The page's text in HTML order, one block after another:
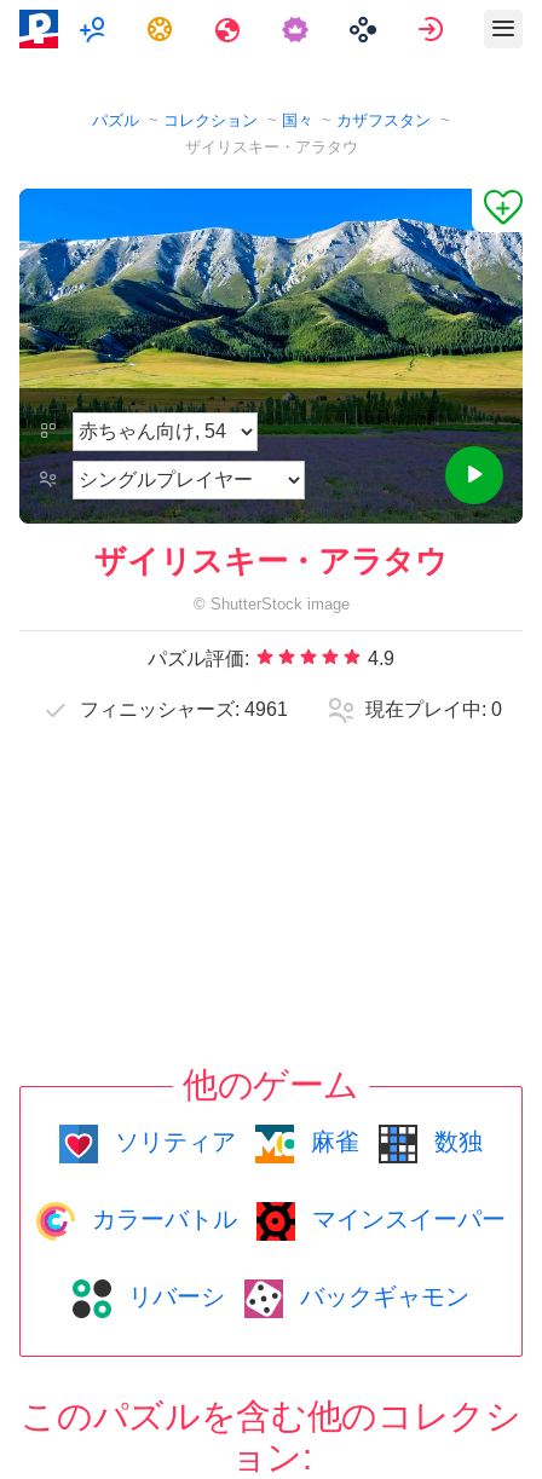
マルチプレイヤー
タスク 旅行 サインイ
パズル コレクション 国々
カザフスタン
ザイリスキー・アラタウ
ザイリスキー・アラタウ
© ShutterStock image
パズル評価: 4.9
フィニッシャーズ: 4961 現在プレイ中: 0
他のゲーム
ソリティア 麻雀 数独
カラーバトル マインスイーパー
リバーシ バックギャモン
このパズルを含む他のコレクシ
ョン: